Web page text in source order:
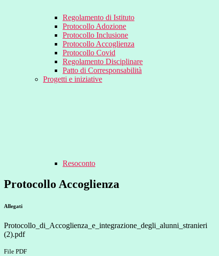
Regolamento di Istituto
Protocollo Adozione
Protocollo Inclusione
Protocollo Accoglienza
Protocollo Covid
Regolamento Disciplinare
Patto di Corresponsabilità
Progetti e iniziative
Resoconto
Protocollo Accoglienza
Allegati
Protocollo_di_Accoglienza_e_integrazione_degli_alunni_stranieri
(2).pdf
File PDF